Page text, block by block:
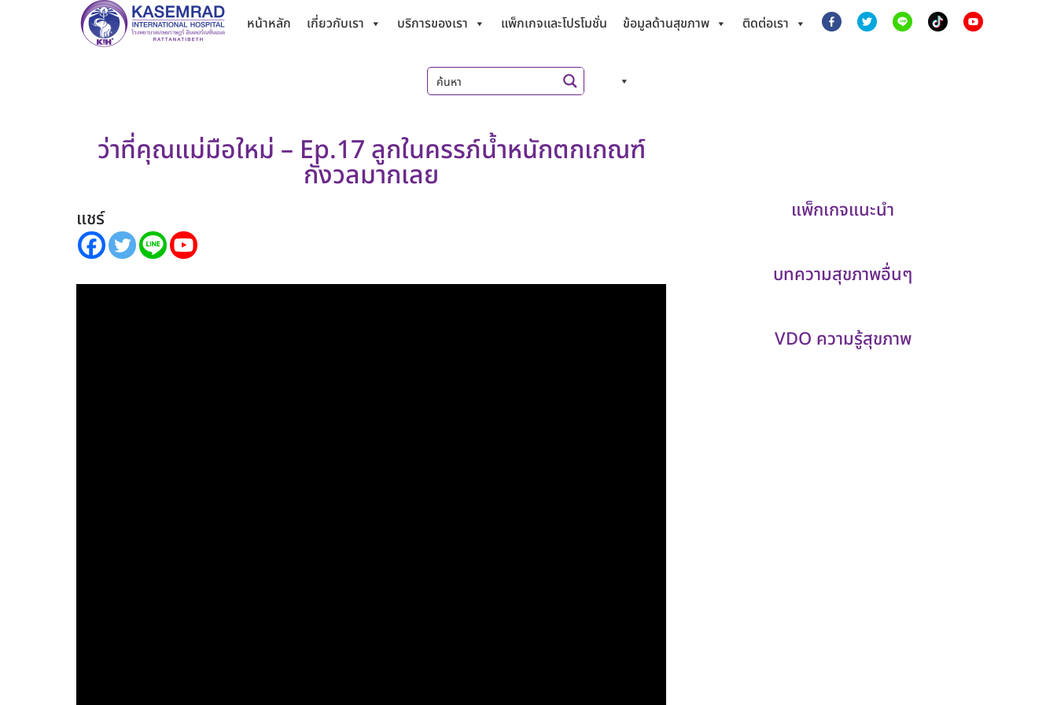
หน้าหลัก เกี่ยวกับเรา บริการของเรา แพ็กเกจและโปรโมชั่น ข้อมูลด้านสุขภาพ ติดต่อเรา
ว่าที่คุณแม่มือใหม่ – Ep.17 ลูกในครรภ์น้ำหนักตกเกณฑ์
กังวลมากเลย
แชร์ แพ็กเกจแนะนำ
บทความสุขภาพอื่นๆ
VDO ความรู้สุขภาพ